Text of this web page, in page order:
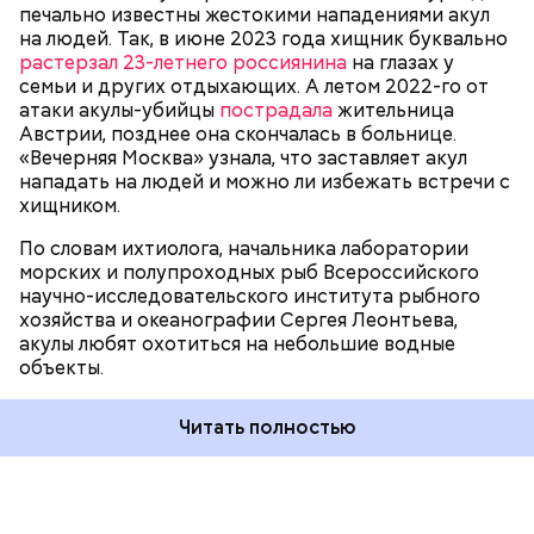
печально известны жестокими нападениями акул
на людей. Так, в июне 2023 года хищник буквально
растерзал 23-летнего россиянина на глазах у
семьи и других отдыхающих. А летом 2022-го от
атаки акулы-убийцы пострадалажительница
Австрии, позднее она скончалась в больнице.
«Вечерняя Москва» узнала, что заставляет акул
нападать на людей и можно ли избежать встречи с
хищником.
По словам ихтиолога, начальника лаборатории
морских и полупроходных рыб Всероссийского
научно-исследовательского института рыбного
хозяйства и океанографии Сергея Леонтьева,
акулы любят охотиться на небольшие водные
объекты.
Читать полностью
Собеседник «Вечерней Москвы» отметил, что еще
несколько лет назад о таких походах даже мечтать
не приходилось, но сегодня это вполне
гидом.
— Ко всем этим рейтингам и часам нужно
относиться скептически, ведь все эти оценки
экспертов, заключения, предположения
ангажированы. Такие заявления кому-то выгодны,
— пояснил эксперт.